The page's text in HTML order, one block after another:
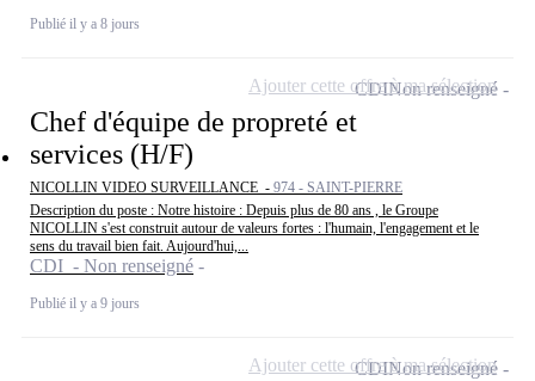
Publié il y a 8 jours
Chef d'équipe de propreté et
services (H/F)
NICOLLIN VIDEO SURVEILLANCE - 974 - SAINT-PIERRE
Description du poste : Notre histoire : Depuis plus de 80 ans , le Groupe
NICOLLIN s'est construit autour de valeurs fortes : l'humain, l'engagement et le
sens du travail bien fait. Aujourd'hui,...
CDI - Non renseigné
Publié il y a 9 jours
CDINon renseigné
Ajouter cette offre à ma sélection
CDINon renseigné
Ajouter cette offre à ma sélection